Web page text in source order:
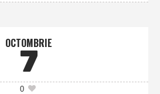
OCTOMBRIE
7
0